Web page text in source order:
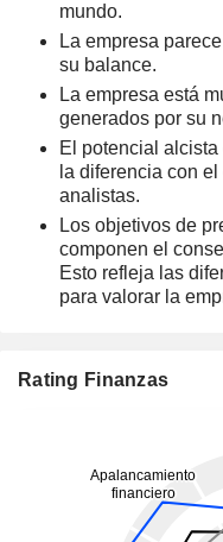
mundo.
La empresa
su balance.
La empresa está
generados por su
El potencial
la diferencia con
analistas.
Los objetivos de
componen el
Esto refleja las
para valorar la
Rating Finanzas